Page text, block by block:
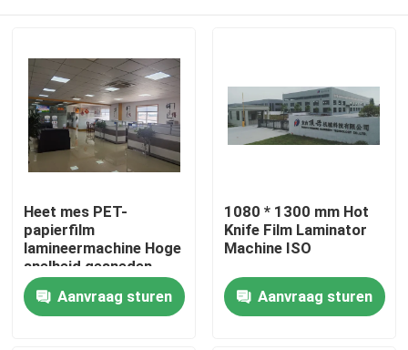
Huis
Producten
Over ons
Heet mes PET-
papierfilm
lamineermachine Hoge
snelheid gesneden
Aanvraag sturen
1080 * 1300 mm Hot
Knife Film Laminator
Machine ISO
Aanvraag sturen